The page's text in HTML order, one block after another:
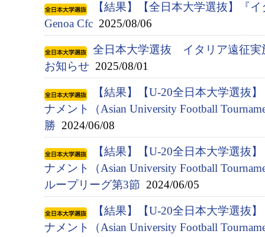
【結果】【全日本大学選抜】『
Genoa Cfc 2025/08/06
全日本大学選抜 イタリア遠征実
お知らせ 2025/08/01
【結果】【U-20全日本大学選抜
ナメント（Asian University Football
勝 2024/06/08
【結果】【U-20全日本大学選抜
ナメント（Asian University Football
ループリーグ第3節 2024/06/05
【結果】【U-20全日本大学選抜
ナメント（Asian University Football